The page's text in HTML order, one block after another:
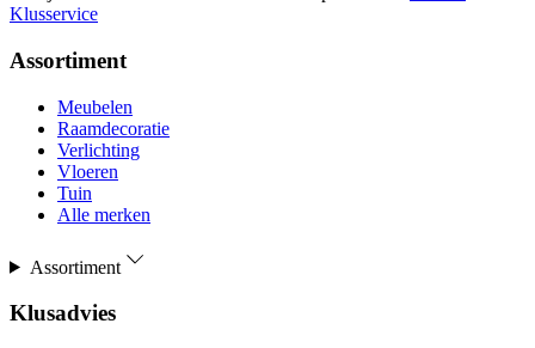
Klusservice
Assortiment
Meubelen
Raamdecoratie
Verlichting
Vloeren
Tuin
Alle merken
Assortiment
Klusadvies